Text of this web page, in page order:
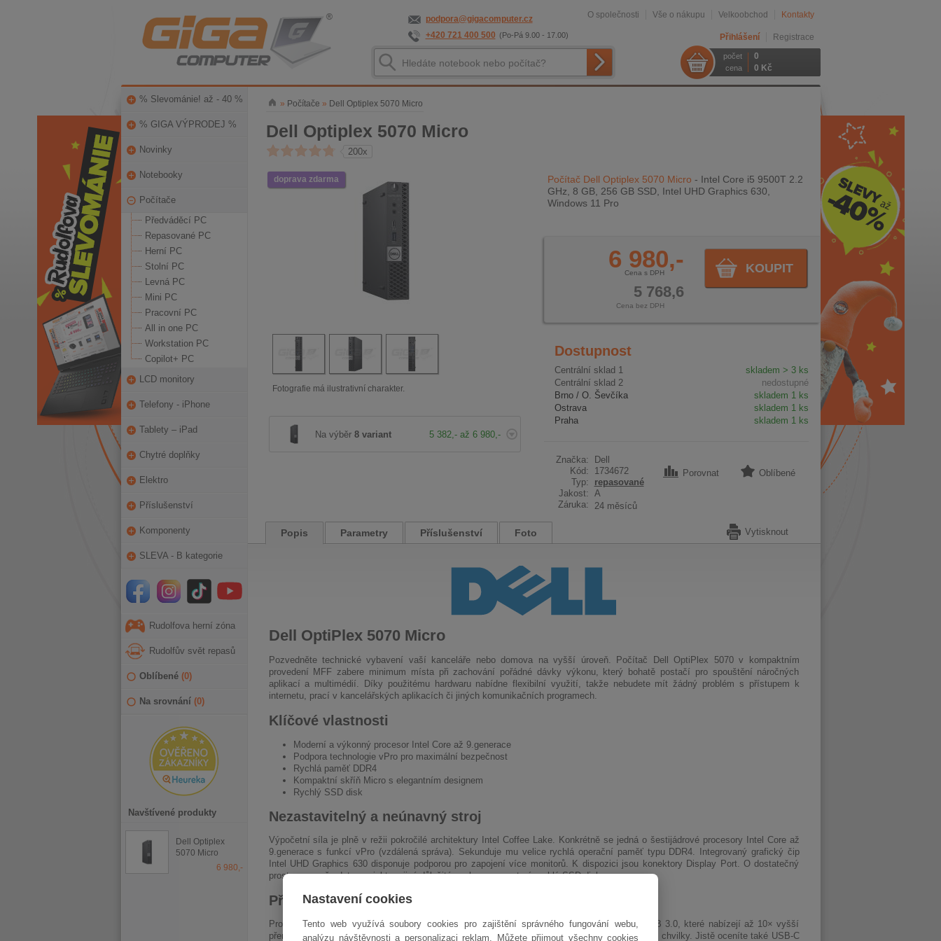
Nastavení cookies
Tento web využívá soubory cookies pro zajištění správného fungování webu,
analýzu návštěvnosti a personalizaci reklam. Můžete přijmout všechny cookies
podpora@gigacomputer.cz
+420 721 400 500 (Po-Pá 9.00 - 17.00)
O společnosti Vše o nákupu Velkoobchod Kontakty
Přihlášení Registrace
počet 0
cena 0 Kč
% Slevománie! až - 40 %
% GIGA VÝPRODEJ %
Novinky
Notebooky
Počítače
Předváděcí PC
Repasované PC
Herní PC
Stolní PC
Levná PC
Mini PC
Pracovní PC
All in one PC
Workstation PC
Copilot+ PC
LCD monitory
Telefony - iPhone
Tablety – iPad
Chytré doplňky
Elektro
Příslušenství
Komponenty
SLEVA - B kategorie
Rudolfova herní zóna
Rudolfův svět repasů
Oblíbené (0)
Na srovnání (0)
Navštívené produkty
Dell Optiplex
5070 Micro
6 980,-
» Počítače » Dell Optiplex 5070 Micro
Dell Optiplex 5070 Micro
200x
Počítač Dell Optiplex 5070 Micro - Intel Core i5 9500T 2.2
GHz, 8 GB, 256 GB SSD, Intel UHD Graphics 630,
Windows 11 Pro
KOUPIT
6 980,-
Cena s DPH
5 768,6
Cena bez DPH
Dostupnost
Centrální sklad 1
skladem > 3 ks
Centrální sklad 2
nedostupné
Brno / O. Ševčíka
skladem 1 ks
Ostrava
skladem 1 ks
Praha
skladem 1 ks
Značka:
Dell
Kód:
1734672
Typ:
repasované
Jakost: A
Záruka:
24 měsíců
Porovnat Oblíbené
doprava zdarma
Fotografie má ilustrativní charakter.
Na výběr 8 variant 5 382,- až 6 980,-
Popis Parametry Příslušenství Foto Vytisknout
Dell OptiPlex 5070 Micro
Pozvedněte technické vybavení vaší kanceláře nebo domova na vyšší úroveň. Počítač Dell OptiPlex 5070 v kompaktním
provedení MFF zabere minimum místa při zachování pořádné dávky výkonu, který bohatě postačí pro spouštění náročných
aplikací a multimédií. Díky použitému hardwaru nabídne flexibilní využití, takže nebudete mít žádný problém s přístupem k
internetu, prací v kancelářských aplikacích či jiných komunikačních programech.
Klíčové vlastnosti
Moderní a výkonný procesor Intel Core až 9.generace
Podpora technologie vPro pro maximální bezpečnost
Rychlá paměť DDR4
Kompaktní skříň Micro s elegantním designem
Rychlý SSD disk
Nezastavitelný a neúnavný stroj
Výpočetní síla je plně v režii pokročilé architektury Intel Coffee Lake. Konkrétně se jedná o šestijádrové procesory Intel Core až
9.generace s funkcí vPro (vzdálená správa). Sekunduje mu velice rychlá operační paměť typu DDR4. Integrovaný grafický čip
Intel UHD Graphics 630 disponuje podporou pro zapojení více monitorů. K dispozici jsou konektory Display Port. O dostatečný
prostor pro vaše data, projekty a jiné důležité soubory se postará rychlý SSD disk.
Připraven pro náročné nasazení
Pro připojení veškerých periférií jsou připraveny porty USB 2.0. Samozřejmě nechybí ani USB 3.0, které nabízejí až 10× vyšší
přenosovou rychlost, takže kopírování objemných dat například z externího disku bude otázkou chvilky. Jistě oceníte také USB-C